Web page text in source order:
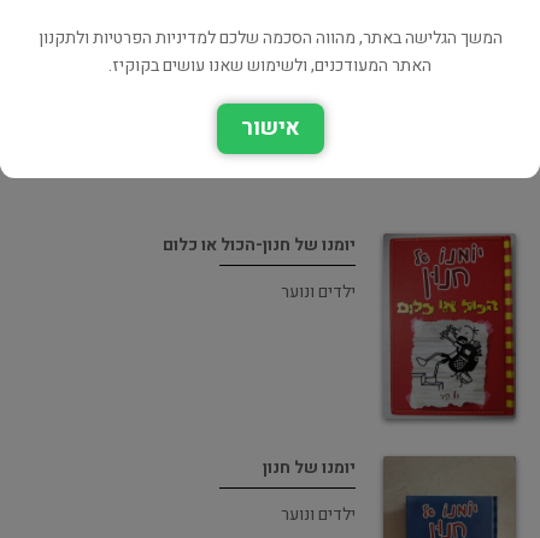
הומור/סאטירה
יומנו של חנון-הכול או כלום
ילדים ונוער
יומנו של חנון
ילדים ונוער
המשך הגלישה באתר, מהווה הסכמה שלכם למדיניות הפרטיות ולתקנון
האתר המעודכנים, ולשימוש שאנו עושים בקוקיז.
אישור